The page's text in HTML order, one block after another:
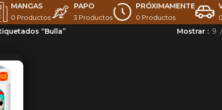
MANGAS
0 Productos
PAPO
3 Productos
PRÓXIMAMENTE
0 Productos
“Bulla” Mostrar 9